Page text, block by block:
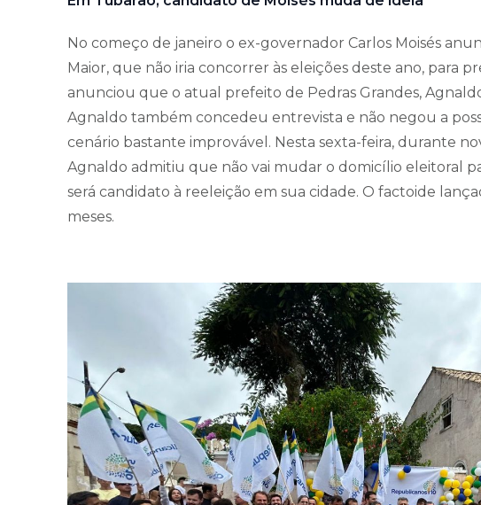
No começo de janeiro o ex-governador Carlos Moisés
Maior, que não iria concorrer às eleições deste ano, para
anunciou que o atual prefeito de Pedras Grandes,
Agnaldo também concedeu entrevista e não negou a
cenário bastante improvável. Nesta sexta-feira, durante
Agnaldo admitiu que não vai mudar o domicílio eleitoral
será candidato à reeleição em sua cidade. O factoide
meses.